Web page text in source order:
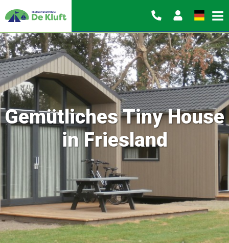
Gemütliches Tiny House
in Friesland